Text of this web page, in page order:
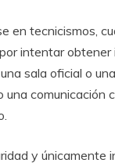
en tecnicismos,
intentar
sala oficial o
comunicación
y únicamente